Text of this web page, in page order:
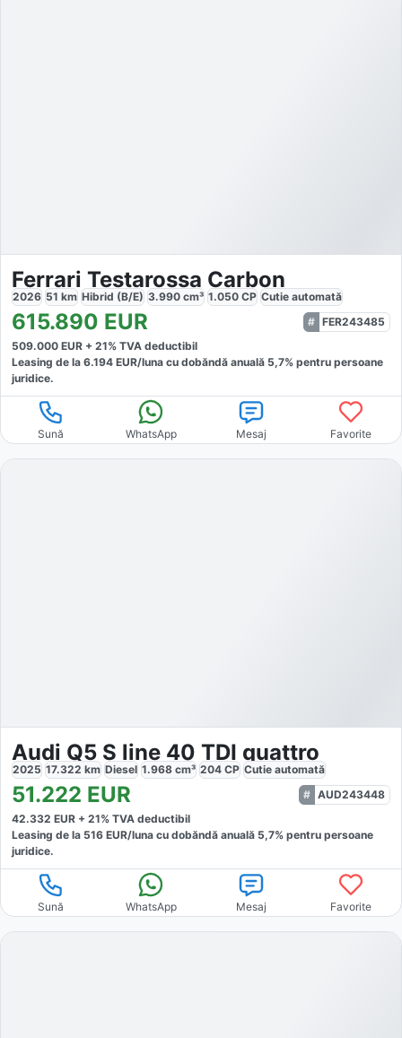
Ferrari Testarossa Carbon
2026 51 km Hibrid (B/E) 3.990 cm³ 1.050 CP Cutie automată
615.890 EUR
FER243485
509.000 EUR + 21% TVA deductibil
Leasing de la 6.194 EUR/luna cu dobăndă anuală 5,7% pentru persoane
juridice.
Sună WhatsApp Mesaj Favorite
Audi Q5 S line 40 TDI quattro
2025 17.322 km Diesel 1.968 cm³ 204 CP Cutie automată
51.222 EUR
AUD243448
42.332 EUR + 21% TVA deductibil
Leasing de la 516 EUR/luna cu dobăndă anuală 5,7% pentru persoane
juridice.
Sună WhatsApp Mesaj Favorite